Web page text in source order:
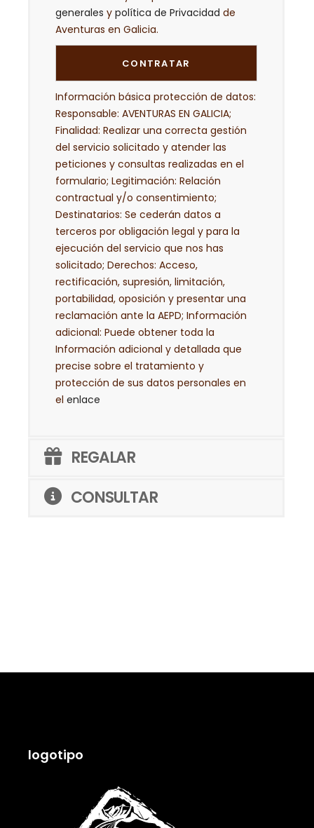
generales y política de Privacidad de
Aventuras en Galicia.
Información básica protección de datos:
Responsable: AVENTURAS EN GALICIA;
Finalidad: Realizar una correcta gestión
del servicio solicitado y atender las
peticiones y consultas realizadas en el
formulario; Legitimación: Relación
contractual y/o consentimiento;
Destinatarios: Se cederán datos a
terceros por obligación legal y para la
ejecución del servicio que nos has
solicitado; Derechos: Acceso,
rectificación, supresión, limitación,
portabilidad, oposición y presentar una
reclamación ante la AEPD; Información
adicional: Puede obtener toda la
Información adicional y detallada que
precise sobre el tratamiento y
protección de sus datos personales en
el enlace
REGALAR
CONSULTAR
logotipo